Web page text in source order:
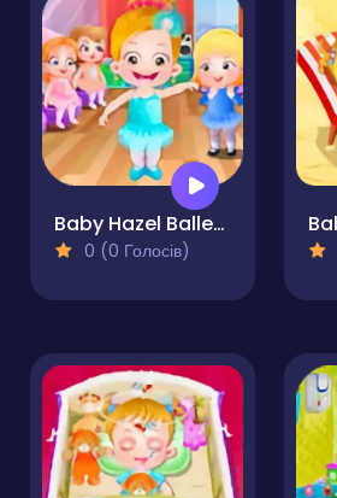
Baby Hazel Ballerina Dance
0 (0 Голосів)